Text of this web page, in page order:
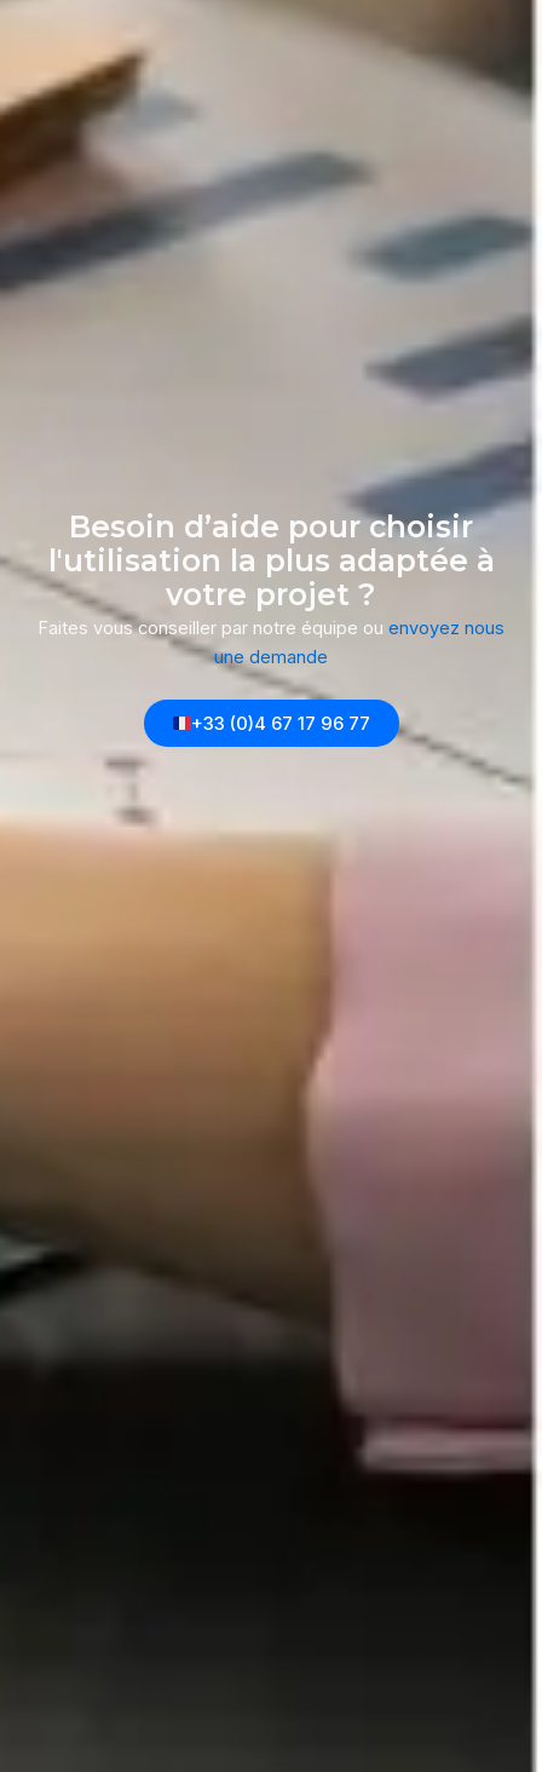
Besoin d’aide pour choisir
l'utilisation la plus adaptée à
votre projet ?
Faites vous conseiller par notre équipe ou envoyez nous
une demande
+33 (0)4 67 17 96 77